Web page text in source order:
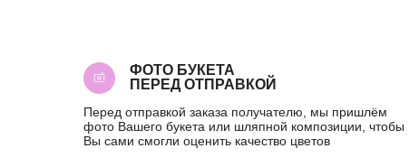
ФОТО БУКЕТА
ПЕРЕД ОТПРАВКОЙ
Перед отправкой заказа получателю, мы пришлём
фото Вашего букета или шляпной композиции, чтобы
Вы сами смогли оценить качество цветов